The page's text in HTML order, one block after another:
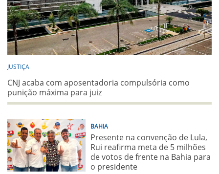
JUSTIÇA
CNJ acaba com aposentadoria compulsória como
punição máxima para juiz
BAHIA
Presente na convenção de Lula,
Rui reafirma meta de 5 milhões
de votos de frente na Bahia para
o presidente